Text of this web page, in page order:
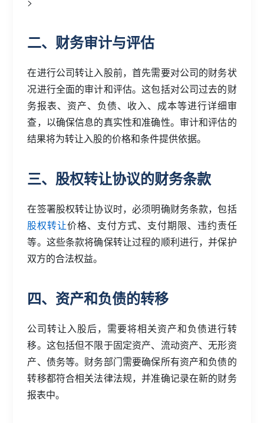
二、财务审计与评估
在进行公司转让入股前，首先需要对公司的财务状
况进行全面的审计和评估。这包括对公司过去的财
务报表、资产、负债、收入、成本等进行详细审
查，以确保信息的真实性和准确性。审计和评估的
结果将为转让入股的价格和条件提供依据。
三、股权转让协议的财务条款
在签署股权转让协议时，必须明确财务条款，包括
股权转让价格、支付方式、支付期限、违约责任
等。这些条款将确保转让过程的顺利进行，并保护
双方的合法权益。
四、资产和负债的转移
公司转让入股后，需要将相关资产和负债进行转
移。这包括但不限于固定资产、流动资产、无形资
产、债务等。财务部门需要确保所有资产和负债的
转移都符合相关法律法规，并准确记录在新的财务
报表中。